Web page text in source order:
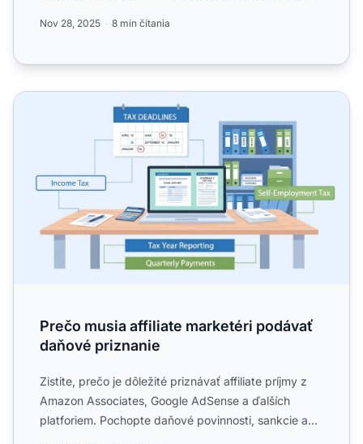
Nov 28, 2025 8 min čítania
Prečo musia affiliate marketéri podávať daňové priznanie
Prečo musia affiliate marketéri podávať
daňové priznanie
Zistite, prečo je dôležité priznávať affiliate príjmy z
Amazon Associates, Google AdSense a ďalších
platforiem. Pochopte daňové povinnosti, sankcie a